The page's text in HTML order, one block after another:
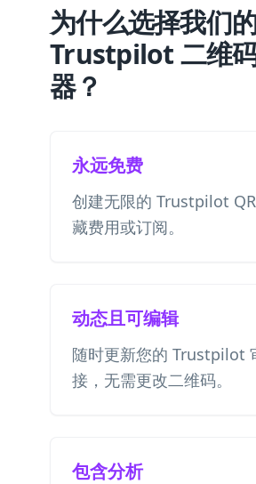
为什么选择我们
Trustpilot 二维
器？
永远免费
创建无限的 Trustpilot
藏费用或订阅。
动态且可编辑
随时更新您的 Trustpilot
接，无需更改二维码。
包含分析